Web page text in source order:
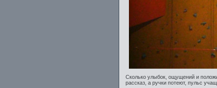
Сколько улыбок, ощущений и
рассказ, а ручки потеют, пульс